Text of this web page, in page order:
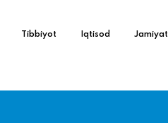
Tibbiyot Iqtisod Jamiyat